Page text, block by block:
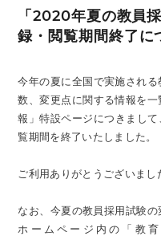
「2020年夏の教員
録・閲覧期間終了に
今年の夏に全国で実施され
数、変更点に関する情報を
報」特設ページにつきまし
覧期間を終了いたしました。
ご利用ありがとうございまし
なお、今夏の教員採用試験
ホームページ内の「教